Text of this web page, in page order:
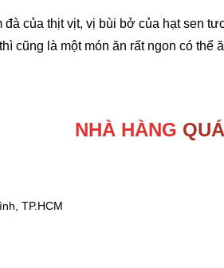
đà của thịt vịt, vị bùi bở của hạt sen
cũng là một món ăn rất ngon có thể
NHÀ HÀNG
TP.HCM